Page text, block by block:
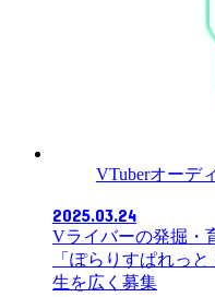
VTuberオーデ
2025.03.24
Vライバーの発掘・
「ぽらりすぱれっ
生を広く募集